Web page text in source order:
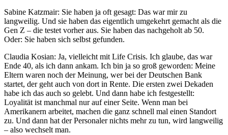
Sabine Katzmair: Sie haben ja oft gesagt: Das war mir zu
langweilig. Und sie haben das eigentlich umgekehrt gemacht als die
Gen Z – die testet vorher aus. Sie haben das nachgeholt ab 50.
Oder: Sie haben sich selbst gefunden.
Claudia Kosian: Ja, vielleicht mit Life Crisis. Ich glaube, das war
Ende 40, als ich dann ankam. Ich bin ja so groß geworden: Meine
Eltern waren noch der Meinung, wer bei der Deutschen Bank
startet, der geht auch von dort in Rente. Die ersten zwei Dekaden
habe ich das auch so gelebt. Und dann habe ich festgestellt:
Loyalität ist manchmal nur auf einer Seite. Wenn man bei
Amerikanern arbeitet, machen die ganz schnell mal einen Standort
zu. Und dann hat der Personaler nichts mehr zu tun, wird langweilig
– also wechselt man.